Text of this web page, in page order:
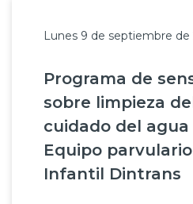
Lunes 9 de septiembre de
Programa de
sobre limpieza
cuidado del agua
Equipo
Infantil Dintrans